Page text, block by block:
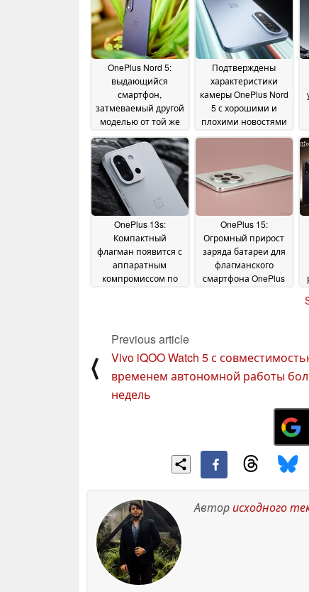
OnePlus Nord 5:
выдающийся
смартфон,
затмеваемый другой
моделью от той же
15 September
Подтверждены
характеристики
камеры OnePlus Nord
5 с хорошими и
плохими новостями
24 June 2025
OnePlus 13s:
Компактный
флагман появится с
аппаратным
компромиссом по
OnePlus 15:
Огромный прирост
заряда батареи для
флагманского
смартфона OnePlus
⟨
Previous article
Vivo iQOO Watch 5 с
временем автономной работы
недель
Авторисходного